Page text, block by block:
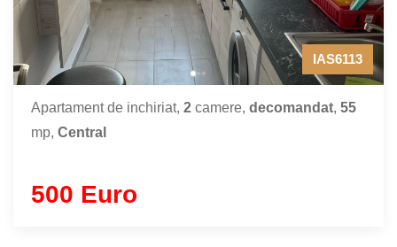
IAS6113
Apartament de inchiriat, 2 camere, decomandat, 55
mp, Central
500 Euro